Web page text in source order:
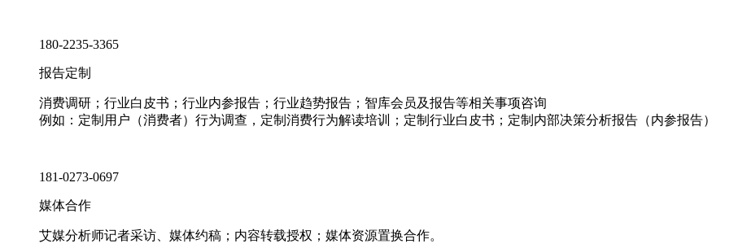
180-2235-3365
报告定制
消费调研；行业白皮书；行业内参报告；行业趋势报告；智库会员及报告等相关事项咨询
例如：定制用户（消费者）行为调查，定制消费行为解读培训；定制行业白皮书；定制内部决策分析报告（内参报告）
181-0273-0697
媒体合作
艾媒分析师记者采访、媒体约稿；内容转载授权；媒体资源置换合作。